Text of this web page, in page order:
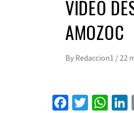
VIDEO
AMOZOC
By Redaccion1 / 22
Facebook